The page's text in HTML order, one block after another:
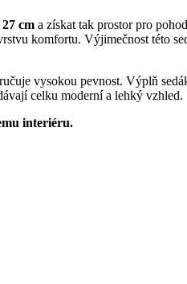
cm a získat tak prostor pro
komfortu. Výjimečnost této
vysokou pevnost. Výplň
celku moderní a lehký vzhled.
interiéru.